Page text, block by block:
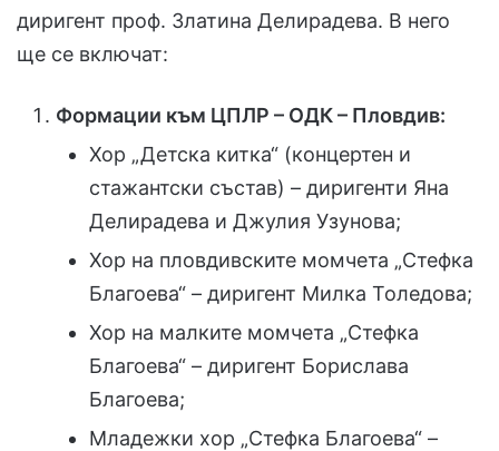
диригент проф. Златина Делирадева. В него
ще се включат:
Формации към ЦПЛР – ОДК – Пловдив:
Хор „Детска китка“ (концертен и
стажантски състав) – диригенти Яна
Делирадева и Джулия Узунова;
Хор на пловдивските момчета „Стефка
Благоева“ – диригент Милка Толедова;
Хор на малките момчета „Стефка
Благоева“ – диригент Борислава
Благоева;
Младежки хор „Стефка Благоева“ –